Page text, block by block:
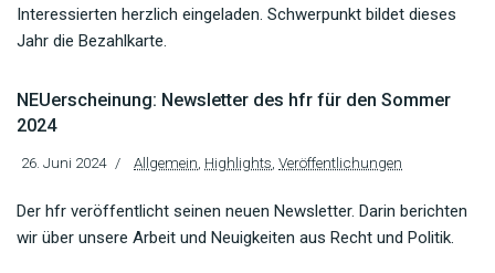
Interessierten herzlich eingeladen. Schwerpunkt bildet dieses
Jahr die Bezahlkarte.
NEUerscheinung: Newsletter des hfr für den Sommer
2024
26. Juni 2024 Allgemein Highlights Veröffentlichungen
Der hfr veröffentlicht seinen neuen Newsletter. Darin berichten
wir über unsere Arbeit und Neuigkeiten aus Recht und Politik.